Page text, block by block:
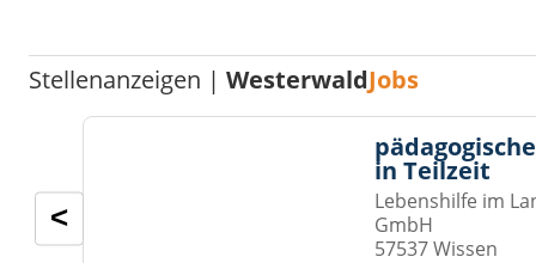
Stellenanzeigen |WesterwaldJobs
in Teilzeit
Lebenshilfe im
GmbH
57537 Wissen
<